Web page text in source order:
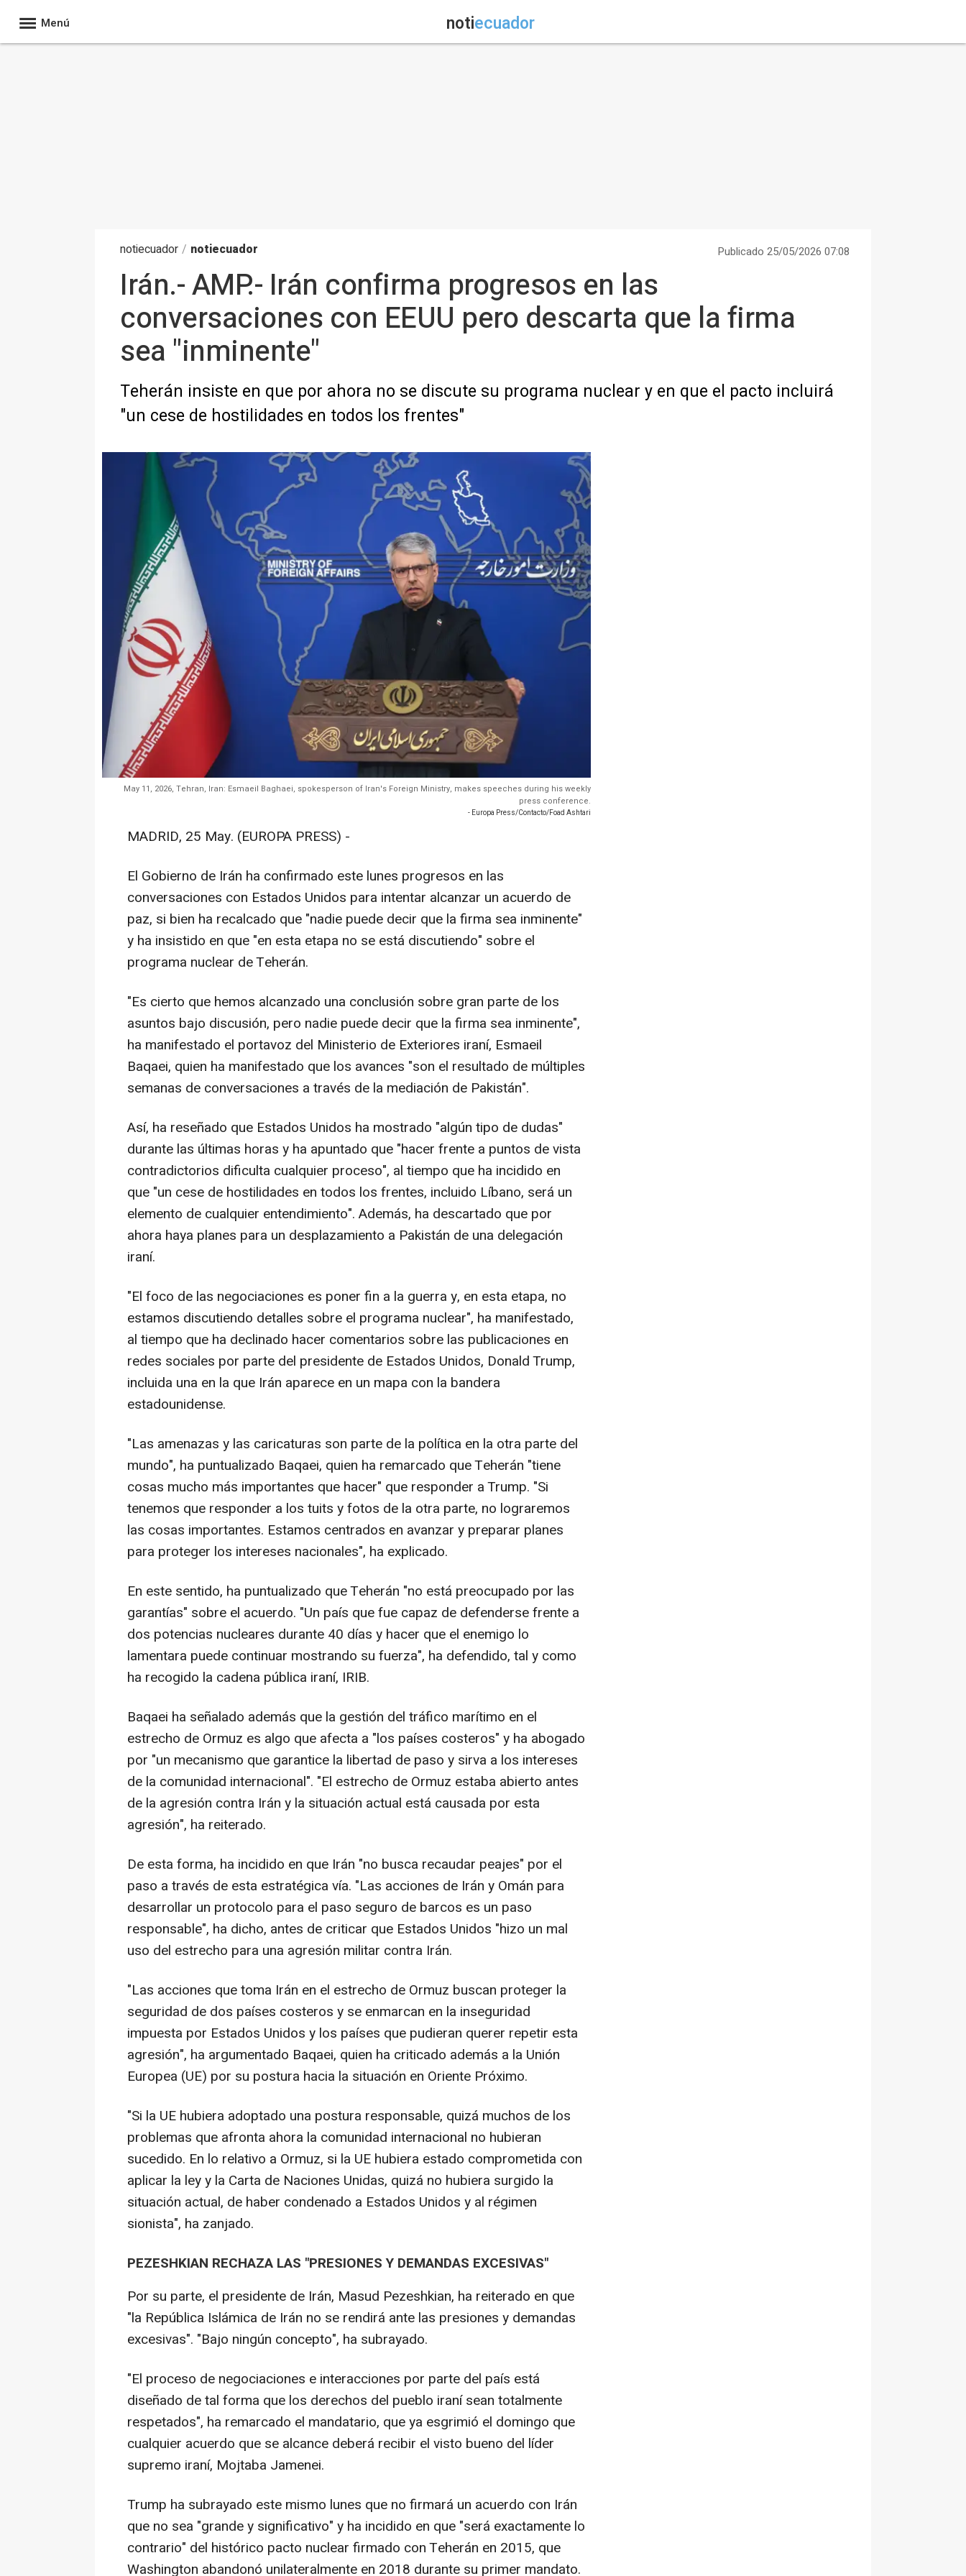
Menú notiecuador
notiecuador / notiecuador Publicado 25/05/2026 07:08
Irán.- AMP.- Irán confirma progresos en las
conversaciones con EEUU pero descarta que la firma
sea "inminente"
Teherán insiste en que por ahora no se discute su programa nuclear y en que el pacto incluirá
"un cese de hostilidades en todos los frentes"
May 11, 2026, Tehran, Iran: Esmaeil Baghaei, spokesperson of Iran's Foreign Ministry, makes speeches during his weekly
press conference.
- Europa Press/Contacto/Foad Ashtari
MADRID, 25 May. (EUROPA PRESS) -
El Gobierno de Irán ha confirmado este lunes progresos en las
conversaciones con Estados Unidos para intentar alcanzar un acuerdo de
paz, si bien ha recalcado que "nadie puede decir que la firma sea inminente"
y ha insistido en que "en esta etapa no se está discutiendo" sobre el
programa nuclear de Teherán.
"Es cierto que hemos alcanzado una conclusión sobre gran parte de los
asuntos bajo discusión, pero nadie puede decir que la firma sea inminente",
ha manifestado el portavoz del Ministerio de Exteriores iraní, Esmaeil
Baqaei, quien ha manifestado que los avances "son el resultado de múltiples
semanas de conversaciones a través de la mediación de Pakistán".
Así, ha reseñado que Estados Unidos ha mostrado "algún tipo de dudas"
durante las últimas horas y ha apuntado que "hacer frente a puntos de vista
contradictorios dificulta cualquier proceso", al tiempo que ha incidido en
que "un cese de hostilidades en todos los frentes, incluido Líbano, será un
elemento de cualquier entendimiento". Además, ha descartado que por
ahora haya planes para un desplazamiento a Pakistán de una delegación
iraní.
"El foco de las negociaciones es poner fin a la guerra y, en esta etapa, no
estamos discutiendo detalles sobre el programa nuclear", ha manifestado,
al tiempo que ha declinado hacer comentarios sobre las publicaciones en
redes sociales por parte del presidente de Estados Unidos, Donald Trump,
incluida una en la que Irán aparece en un mapa con la bandera
estadounidense.
"Las amenazas y las caricaturas son parte de la política en la otra parte del
mundo", ha puntualizado Baqaei, quien ha remarcado que Teherán "tiene
cosas mucho más importantes que hacer" que responder a Trump. "Si
tenemos que responder a los tuits y fotos de la otra parte, no lograremos
las cosas importantes. Estamos centrados en avanzar y preparar planes
para proteger los intereses nacionales", ha explicado.
En este sentido, ha puntualizado que Teherán "no está preocupado por las
garantías" sobre el acuerdo. "Un país que fue capaz de defenderse frente a
dos potencias nucleares durante 40 días y hacer que el enemigo lo
lamentara puede continuar mostrando su fuerza", ha defendido, tal y como
ha recogido la cadena pública iraní, IRIB.
Baqaei ha señalado además que la gestión del tráfico marítimo en el
estrecho de Ormuz es algo que afecta a "los países costeros" y ha abogado
por "un mecanismo que garantice la libertad de paso y sirva a los intereses
de la comunidad internacional". "El estrecho de Ormuz estaba abierto antes
de la agresión contra Irán y la situación actual está causada por esta
agresión", ha reiterado.
De esta forma, ha incidido en que Irán "no busca recaudar peajes" por el
paso a través de esta estratégica vía. "Las acciones de Irán y Omán para
desarrollar un protocolo para el paso seguro de barcos es un paso
responsable", ha dicho, antes de criticar que Estados Unidos "hizo un mal
uso del estrecho para una agresión militar contra Irán.
"Las acciones que toma Irán en el estrecho de Ormuz buscan proteger la
seguridad de dos países costeros y se enmarcan en la inseguridad
impuesta por Estados Unidos y los países que pudieran querer repetir esta
agresión", ha argumentado Baqaei, quien ha criticado además a la Unión
Europea (UE) por su postura hacia la situación en Oriente Próximo.
"Si la UE hubiera adoptado una postura responsable, quizá muchos de los
problemas que afronta ahora la comunidad internacional no hubieran
sucedido. En lo relativo a Ormuz, si la UE hubiera estado comprometida con
aplicar la ley y la Carta de Naciones Unidas, quizá no hubiera surgido la
situación actual, de haber condenado a Estados Unidos y al régimen
sionista", ha zanjado.
PEZESHKIAN RECHAZA LAS "PRESIONES Y DEMANDAS EXCESIVAS"
Por su parte, el presidente de Irán, Masud Pezeshkian, ha reiterado en que
"la República Islámica de Irán no se rendirá ante las presiones y demandas
excesivas". "Bajo ningún concepto", ha subrayado.
"El proceso de negociaciones e interacciones por parte del país está
diseñado de tal forma que los derechos del pueblo iraní sean totalmente
respetados", ha remarcado el mandatario, que ya esgrimió el domingo que
cualquier acuerdo que se alcance deberá recibir el visto bueno del líder
supremo iraní, Mojtaba Jamenei.
Trump ha subrayado este mismo lunes que no firmará un acuerdo con Irán
que no sea "grande y significativo" y ha incidido en que "será exactamente lo
contrario" del histórico pacto nuclear firmado con Teherán en 2015, que
Washington abandonó unilateralmente en 2018 durante su primer mandato.